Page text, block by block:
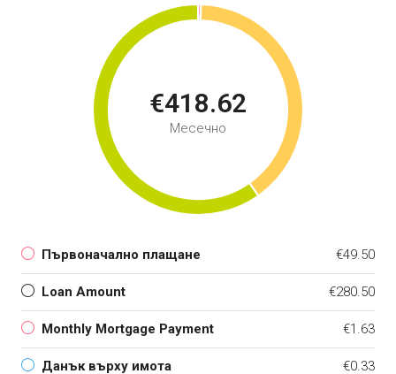
€418.62
Месечно
Първоначално плащане €49.50
Loan Amount €280.50
Monthly Mortgage Payment €1.63
Данък върху имота €0.33